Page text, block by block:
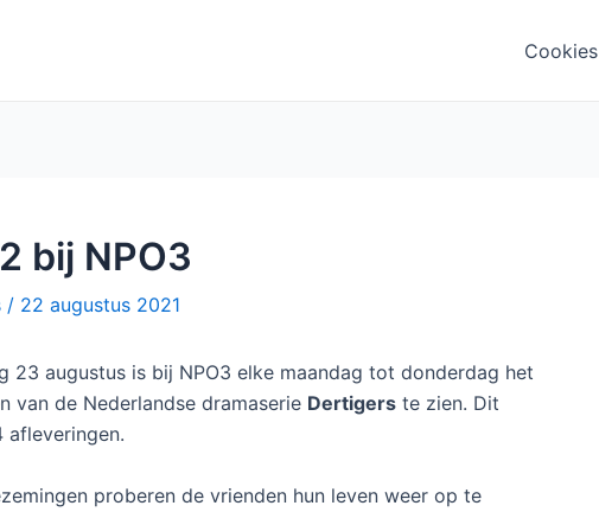
Cookies
bij NPO3
/ 22 augustus 2021
23 augustus is bij NPO3 elke maandag tot donderdag het
van de Nederlandse dramaserie Dertigers te zien. Dit
afleveringen.
proberen de vrienden hun leven weer op te